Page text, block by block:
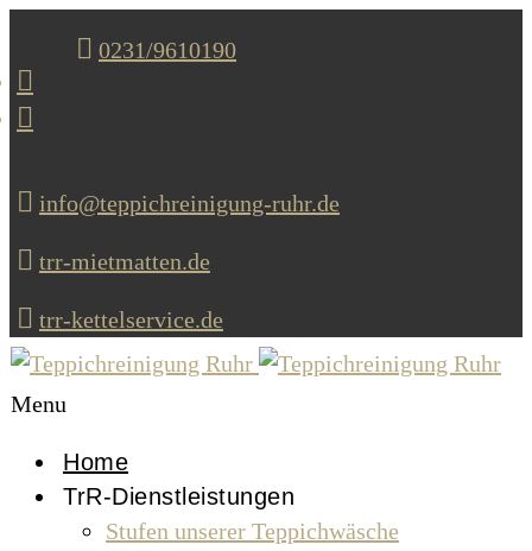
0231/9610190
info@teppichreinigung-ruhr.de
trr-mietmatten.de
trr-kettelservice.de
Menu
Home
TrR-Dienstleistungen
Stufen unserer Teppichwäsche